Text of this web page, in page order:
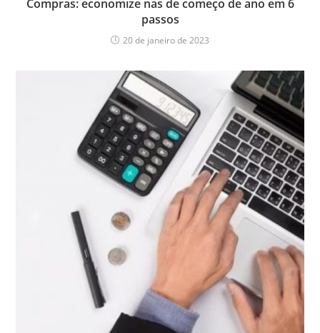
Compras: economize nas de começo de ano em 6
passos
20 de janeiro de 2023